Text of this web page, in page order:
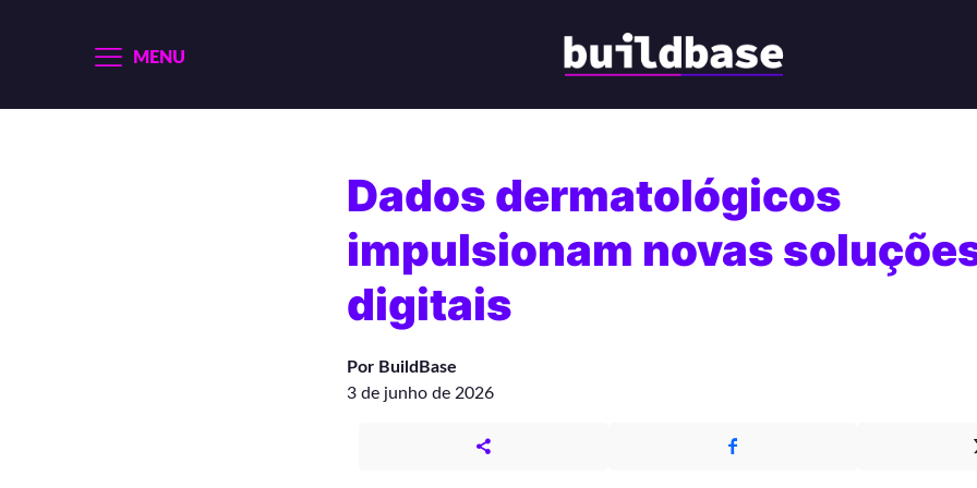
MENU
Dados dermatológicos
impulsionam novas
digitais
Por BuildBase
3 de junho de 2026